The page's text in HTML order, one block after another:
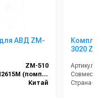
АВД ZM-
ZM-510
серия ZM2615M (помпа ZM-2115M).
Китай
3020
Артикул:
Страна-